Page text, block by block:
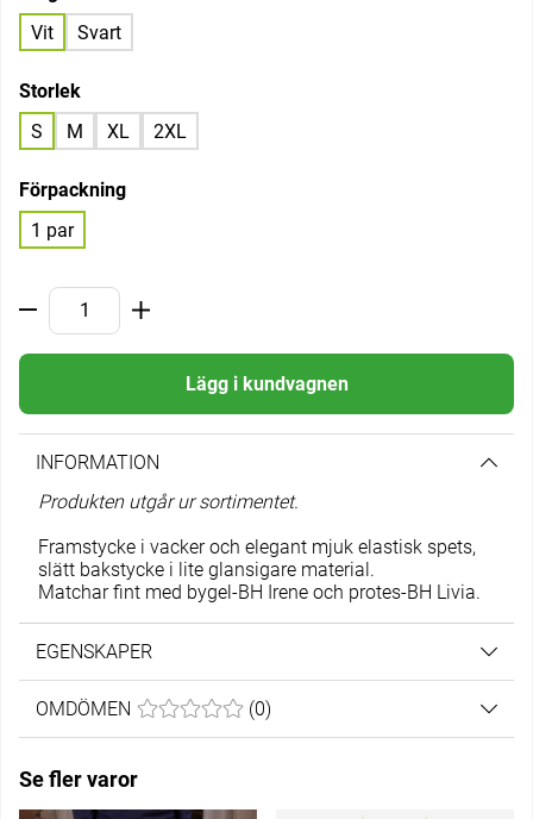
Vit
Svart
Storlek
S
M XL 2XL
Förpackning
1 par
Lägg i kundvagnen
INFORMATION
Produkten utgår ur sortimentet.
Framstycke i vacker och elegant mjuk elastisk spets,
slätt bakstycke i lite glansigare material.
Matchar fint med bygel-BH Irene och protes-BH Livia.
EGENSKAPER
OMDÖMEN MEDELBETYG 0 AV 5 ANTAL BETYG 0
(0)
Se fler varor